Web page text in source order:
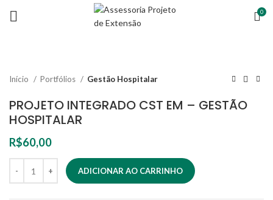
0
Início Portfólios Gestão Hospitalar
PROJETO INTEGRADO CST EM – GESTÃO
HOSPITALAR
R$60,00
ADICIONAR AO CARRINHO